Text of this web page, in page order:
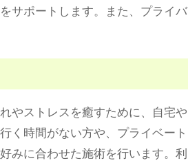
サポートします。また、プライバ
やストレスを癒すために、自宅や
く時間がない方や、プライベート
みに合わせた施術を行います。利